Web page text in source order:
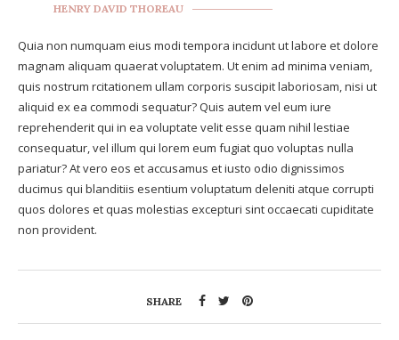
HENRY DAVID THOREAU
Quia non numquam eius modi tempora incidunt ut labore et dolore
magnam aliquam quaerat voluptatem. Ut enim ad minima veniam,
quis nostrum rcitationem ullam corporis suscipit laboriosam, nisi ut
aliquid ex ea commodi sequatur? Quis autem vel eum iure
reprehenderit qui in ea voluptate velit esse quam nihil lestiae
consequatur, vel illum qui lorem eum fugiat quo voluptas nulla
pariatur? At vero eos et accusamus et iusto odio dignissimos
ducimus qui blanditiis esentium voluptatum deleniti atque corrupti
quos dolores et quas molestias excepturi sint occaecati cupiditate
non provident.
SHARE